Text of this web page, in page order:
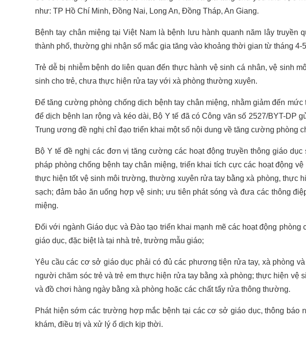
như: TP Hồ Chí Minh, Đồng Nai, Long An, Đồng Tháp, An Giang.
Bệnh tay chân miệng tại Việt Nam là bệnh lưu hành quanh năm lây truyền
thành phố, thường ghi nhận số mắc gia tăng vào khoảng thời gian từ tháng 4-
Trẻ dễ bị nhiễm bệnh do liên quan đến thực hành vệ sinh cá nhân, vệ sinh
sinh cho trẻ, chưa thực hiện rửa tay với xà phòng thường xuyên.
Để tăng cường phòng chống dịch bệnh tay chân miệng, nhằm giảm đến
để dịch bệnh lan rộng và kéo dài, Bộ Y tế đã có Công văn số 2527/BYT-DP
Trung ương đề nghị chỉ đạo triển khai một số nội dung về tăng cường phòng
Bộ Y tế đề nghị các đơn vị tăng cường các hoạt động truyền thông giáo
pháp phòng chống bệnh tay chân miệng, triển khai tích cực các hoạt động
thực hiện tốt vệ sinh môi trường, thường xuyên rửa tay bằng xà phòng, thực
sạch; đảm bảo ăn uống hợp vệ sinh; ưu tiên phát sóng và đưa các thông
miệng.
Đối với ngành Giáo dục và Đào tạo triển khai mạnh mẽ các hoạt động phòng
giáo dục, đặc biệt là tại nhà trẻ, trường mẫu giáo;
Yêu cầu các cơ sở giáo dục phải có đủ các phương tiện rửa tay, xà phòng
người chăm sóc trẻ và trẻ em thực hiện rửa tay bằng xà phòng; thực hiện vệ
và đồ chơi hàng ngày bằng xà phòng hoặc các chất tẩy rửa thông thường.
Phát hiện sớm các trường hợp mắc bệnh tại các cơ sở giáo dục, thông báo
khám, điều trị và xử lý ổ dịch kịp thời.